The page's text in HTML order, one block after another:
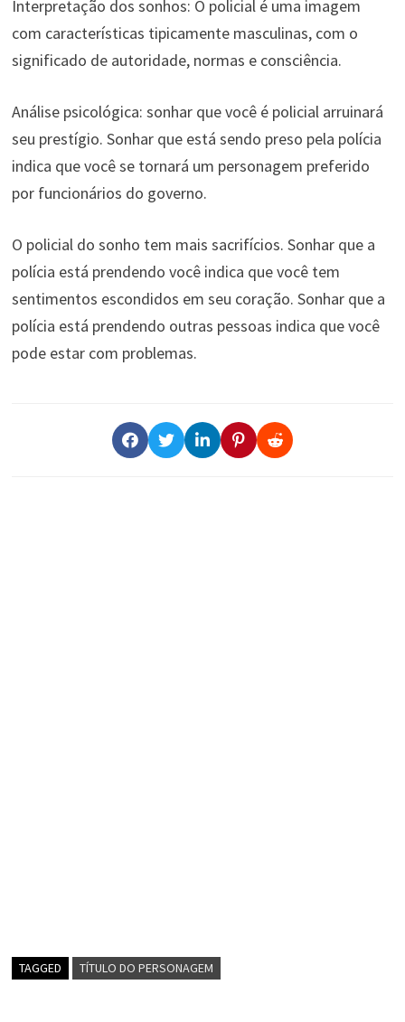
Interpretação dos sonhos: O policial é uma imagem
com características tipicamente masculinas, com o
significado de autoridade, normas e consciência.
Análise psicológica: sonhar que você é policial arruinará
seu prestígio. Sonhar que está sendo preso pela polícia
indica que você se tornará um personagem preferido
por funcionários do governo.
O policial do sonho tem mais sacrifícios. Sonhar que a
polícia está prendendo você indica que você tem
sentimentos escondidos em seu coração. Sonhar que a
polícia está prendendo outras pessoas indica que você
pode estar com problemas.
TAGGED TÍTULO DO PERSONAGEM